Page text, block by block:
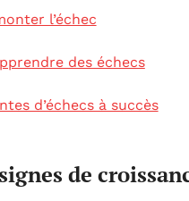
l’échec
des échecs
d’échecs à succès
de